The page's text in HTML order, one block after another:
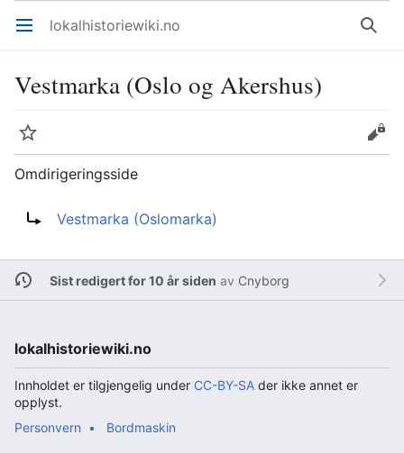
Åpne hovedmenyen lokalhistoriewiki.no Søk
Vestmarka (Oslo og Akershus)
Overvåk
Rediger
Omdirigeringsside
Vestmarka (Oslomarka)
Sist redigert for 10 år siden av Cnyborg
lokalhistoriewiki.no
Innholdet er tilgjengelig under CC-BY-SA der ikke annet er
opplyst.
Personvern
Bordmaskin